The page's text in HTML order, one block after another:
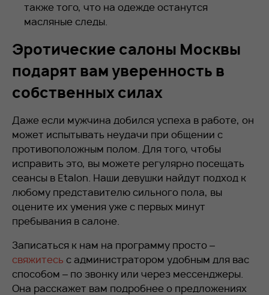
также того, что на одежде останутся
масляные следы.
Эротические салоны Москвы
подарят вам уверенность в
собственных силах
Даже если мужчина добился успеха в работе, он
может испытывать неудачи при общении с
противоположным полом. Для того, чтобы
исправить это, вы можете регулярно посещать
сеансы в Etalon. Наши девушки найдут подход к
любому представителю сильного пола, вы
оцените их умения уже с первых минут
пребывания в салоне.
Записаться к нам на программу просто –
свяжитесь с администратором удобным для вас
способом – по звонку или через мессенджеры.
Она расскажет вам подробнее о предложениях